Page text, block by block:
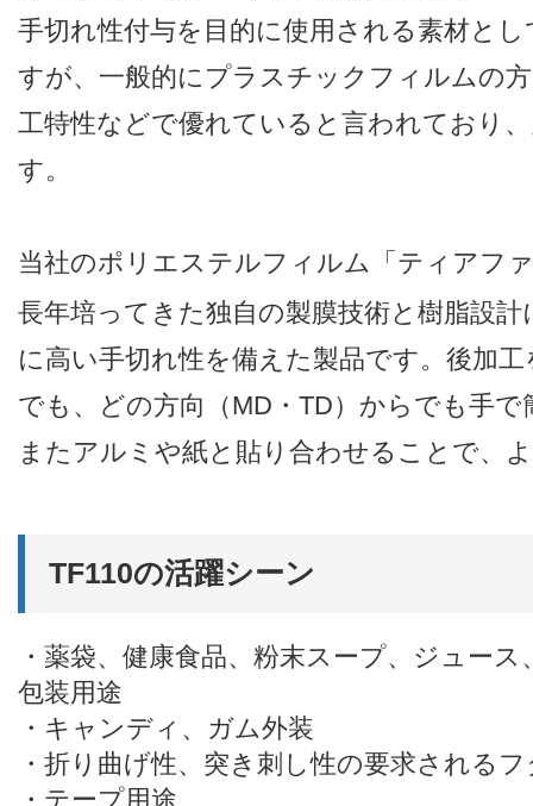
手切れ性付与を目的に使用される素材と
すが、一般的にプラスチックフィルムの
工特性などで優れていると言われており
す。
当社のポリエステルフィルム「ティアフ
長年培ってきた独自の製膜技術と樹脂設
に高い手切れ性を備えた製品です。後加
でも、どの方向（MD・TD）からでも手
またアルミや紙と貼り合わせることで、
TF110の活躍シーン
・薬袋、健康食品、粉末スープ、ジュー
包装用途
・キャンディ、ガム外装
・折り曲げ性、突き刺し性の要求される
・テープ用途